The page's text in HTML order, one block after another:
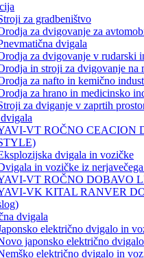
za gradbeništvo
za dvigovanje za
dvigala
za dvigovanje v rudarski
in stroji za dvigovanje na
za nafto in kemično
za hrano in medicinsko
za dviganje v zaprtih
VT ROČNO CEACION
dvigala in vozičke
in vozičke iz
VT ROČNO DOBAVO
VK KITAL RANVER
dvigala
električno dvigalo in
japonsko električno
električno dvigalo in